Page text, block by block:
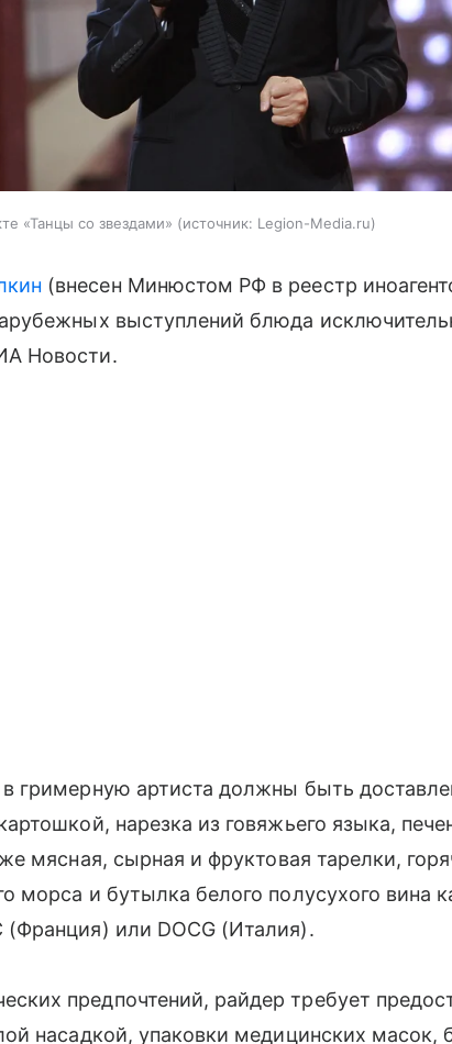
«Танцы со звездами» источник: Legion-Media.ru
(внесен Минюстом РФ в реестр
выступлений блюда
Новости.
в гримерную артиста должны быть
нарезка из говяжьего языка,
мясная, сырная и фруктовая тарелки,
морса и бутылка белого полусухого вина
(Франция) или DOCG (Италия).
предпочтений, райдер требует
насадкой, упаковки медицинских масок,